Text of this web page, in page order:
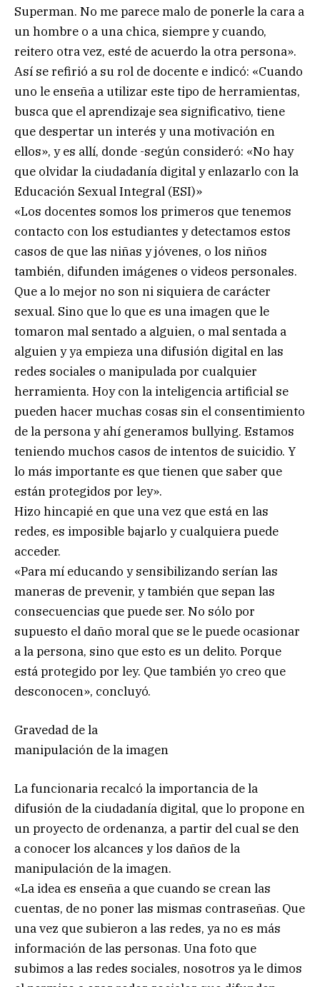
Superman. No me parece malo de ponerle la cara a
un hombre o a una chica, siempre y cuando,
reitero otra vez, esté de acuerdo la otra persona».
Así se refirió a su rol de docente e indicó: «Cuando
uno le enseña a utilizar este tipo de herramientas,
busca que el aprendizaje sea significativo, tiene
que despertar un interés y una motivación en
ellos», y es allí, donde -según consideró: «No hay
que olvidar la ciudadanía digital y enlazarlo con la
Educación Sexual Integral (ESI)»
«Los docentes somos los primeros que tenemos
contacto con los estudiantes y detectamos estos
casos de que las niñas y jóvenes, o los niños
también, difunden imágenes o videos personales.
Que a lo mejor no son ni siquiera de carácter
sexual. Sino que lo que es una imagen que le
tomaron mal sentado a alguien, o mal sentada a
alguien y ya empieza una difusión digital en las
redes sociales o manipulada por cualquier
herramienta. Hoy con la inteligencia artificial se
pueden hacer muchas cosas sin el consentimiento
de la persona y ahí generamos bullying. Estamos
teniendo muchos casos de intentos de suicidio. Y
lo más importante es que tienen que saber que
están protegidos por ley».
Hizo hincapié en que una vez que está en las
redes, es imposible bajarlo y cualquiera puede
acceder.
«Para mí educando y sensibilizando serían las
maneras de prevenir, y también que sepan las
consecuencias que puede ser. No sólo por
supuesto el daño moral que se le puede ocasionar
a la persona, sino que esto es un delito. Porque
está protegido por ley. Que también yo creo que
desconocen», concluyó.
Gravedad de la
manipulación de la imagen
La funcionaria recalcó la importancia de la
difusión de la ciudadanía digital, que lo propone en
un proyecto de ordenanza, a partir del cual se den
a conocer los alcances y los daños de la
manipulación de la imagen.
«La idea es enseña a que cuando se crean las
cuentas, de no poner las mismas contraseñas. Que
una vez que subieron a las redes, ya no es más
información de las personas. Una foto que
subimos a las redes sociales, nosotros ya le dimos